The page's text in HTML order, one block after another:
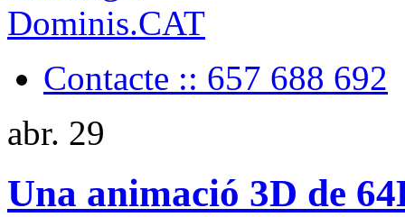
Contacte :: 657 688 692
abr. 29
Una animació 3D de